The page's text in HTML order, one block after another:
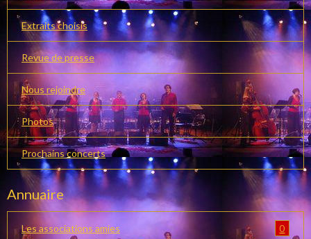
Extraits choisis
Revue de presse
Nous rejoindre
Photos
Prochains concerts
Annuaire
Les associations amies 0